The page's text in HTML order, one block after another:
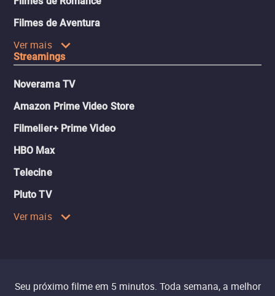
Filmes de Aventura
Ver mais
Streamings
Noverama TV
Amazon Prime Video Store
Filmelier+ Prime Video
HBO Max
Telecine
Pluto TV
Ver mais
Seu próximo filme em 5 minutos. Toda semana, a melhor